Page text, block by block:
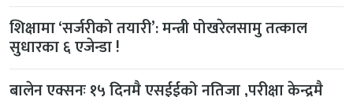
शिक्षामा ‘सर्जरीको तयारी’: मन्त्री पोखरेलसामु तत्काल
सुधारका ६ एजेन्डा !
बालेन एक्सनः १५ दिनमै एसईईको नतिजा ,परीक्षा केन्द्रमै